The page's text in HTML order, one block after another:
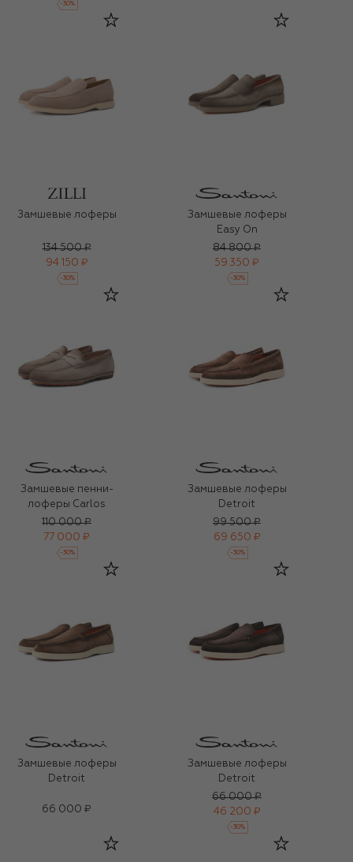
-30%
Замшевые лоферы
134 500 ₽
94 150 ₽
-30%
Замшевые лоферы
Easy On
84 800 ₽
59 350 ₽
-30%
Замшевые пенни-
лоферы Carlos
110 000 ₽
77 000 ₽
-30%
Замшевые лоферы
Detroit
99 500 ₽
69 650 ₽
-30%
Замшевые лоферы
Detroit
66 000 ₽
Замшевые лоферы
Detroit
66 000 ₽
46 200 ₽
-30%